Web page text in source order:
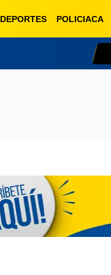
DEPORTES POLICIACA